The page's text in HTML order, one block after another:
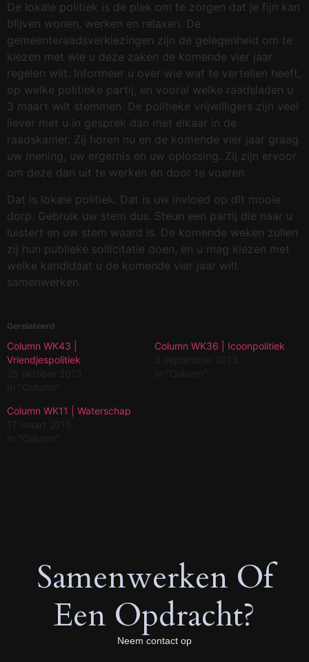
De lokale politiek is de plek om te zorgen dat je fijn kan
blijven wonen, werken en relaxen. De
gemeenteraadsverkiezingen zijn de gelegenheid om te
kiezen met wie u deze zaken de komende vier jaar
regelen wilt. Informeer u over wie wat te vertellen heeft,
op welke politieke partij, en vooral welke raadsladen u
3 maart wilt stemmen. De politieke vrijwilligers zijn veel
liever met u in gesprek dan met elkaar in de
raadskamer. Zij horen nu en de komende vier jaar graag
uw mening, uw ergernis en uw oplossing. Zij zijn ervoor
om deze dan uit te werken en door te voeren.
Dat is lokale politiek. Dat is uw invloed op dit mooie
dorp. Gebruik uw stem dus. Steun een partij die naar u
luistert en uw stem waard is. De komende weken zullen
zij hun publieke sollicitatie doen, en u mag kiezen met
welke kandidaat u de komende vier jaar wilt
samenwerken.
Gerelateerd
Column WK43 |
Vriendjespolitiek
Column WK36 | Icoonpolitiek
Column WK11 | Waterschap
Samenwerken Of
Een Opdracht?
Neem contact op